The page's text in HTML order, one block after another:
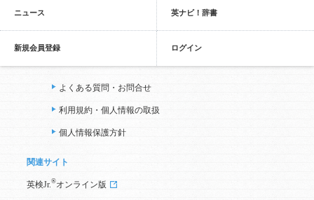
ニュース 英ナビ！辞書
新規会員登録 ログイン
よくある質問・お問合せ
利用規約・個人情報の取扱
個人情報保護方針
関連サイト
英検Jr. ®オンライン版